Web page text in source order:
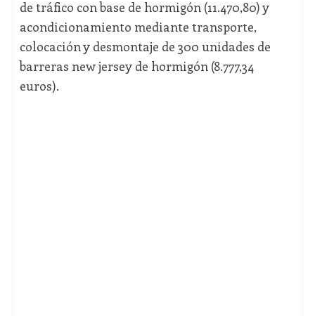
de tráfico con base de hormigón (11.470,80) y
acondicionamiento mediante transporte,
colocación y desmontaje de 300 unidades de
barreras new jersey de hormigón (8.777,34
euros).